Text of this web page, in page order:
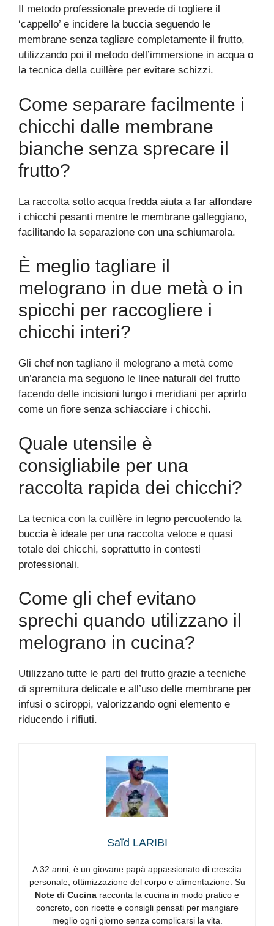
Il metodo professionale prevede di togliere il
‘cappello’ e incidere la buccia seguendo le
membrane senza tagliare completamente il frutto,
utilizzando poi il metodo dell’immersione in acqua o
la tecnica della cuillère per evitare schizzi.
Come separare facilmente i
chicchi dalle membrane
bianche senza sprecare il
frutto?
La raccolta sotto acqua fredda aiuta a far affondare
i chicchi pesanti mentre le membrane galleggiano,
facilitando la separazione con una schiumarola.
È meglio tagliare il
melograno in due metà o in
spicchi per raccogliere i
chicchi interi?
Gli chef non tagliano il melograno a metà come
un’arancia ma seguono le linee naturali del frutto
facendo delle incisioni lungo i meridiani per aprirlo
come un fiore senza schiacciare i chicchi.
Quale utensile è
consigliabile per una
raccolta rapida dei chicchi?
La tecnica con la cuillère in legno percuotendo la
buccia è ideale per una raccolta veloce e quasi
totale dei chicchi, soprattutto in contesti
professionali.
Come gli chef evitano
sprechi quando utilizzano il
melograno in cucina?
Utilizzano tutte le parti del frutto grazie a tecniche
di spremitura delicate e all’uso delle membrane per
infusi o sciroppi, valorizzando ogni elemento e
riducendo i rifiuti.
Saïd LARIBI
A 32 anni, è un giovane papà appassionato di crescita
personale, ottimizzazione del corpo e alimentazione. Su
Note di Cucina racconta la cucina in modo pratico e
concreto, con ricette e consigli pensati per mangiare
meglio ogni giorno senza complicarsi la vita.